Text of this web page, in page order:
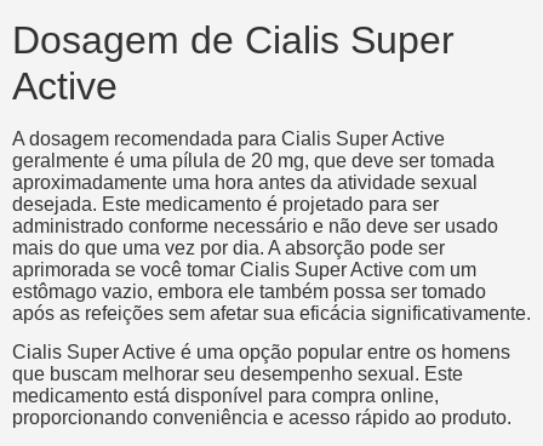
Dosagem de Cialis Super
Active
A dosagem recomendada para Cialis Super Active
geralmente é uma pílula de 20 mg, que deve ser tomada
aproximadamente uma hora antes da atividade sexual
desejada. Este medicamento é projetado para ser
administrado conforme necessário e não deve ser usado
mais do que uma vez por dia. A absorção pode ser
aprimorada se você tomar Cialis Super Active com um
estômago vazio, embora ele também possa ser tomado
após as refeições sem afetar sua eficácia significativamente.
Cialis Super Active é uma opção popular entre os homens
que buscam melhorar seu desempenho sexual. Este
medicamento está disponível para compra online,
proporcionando conveniência e acesso rápido ao produto.